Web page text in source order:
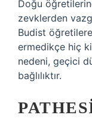
Doğu
zevklerden
Budist
ermedikçe hiç
nedeni, geçici
bağlılıktır.